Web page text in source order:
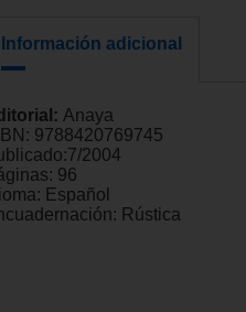
Información adicional
Anaya
9788420769745
7/2004
96
Español
Rústica